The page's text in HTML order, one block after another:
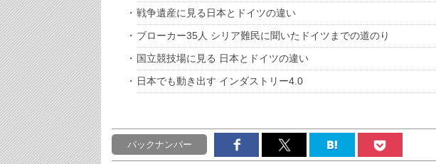
戦争遺産に見る日本とドイツの違い
ブローカー35人 シリア難民に聞いたドイツまでの道のり
国立競技場に見る 日本とドイツの違い
日本でも動き出す インダストリー4.0
バックナンバー